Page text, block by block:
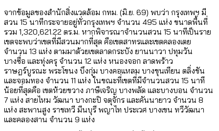
จากข้อมูลของสำนักสิ่งแวดล้อม กทม. (มิ.ย. 69) พบว่า กรุงเทพฯ มี
สวน 15 นาทีกระจายอยู่ทั่วกรุงเทพฯ จำนวน 495 แห่ง ขนาดพื้นที่
รวม 1,320,621.22 ตร.ม. หากพิจารณาจำนวนสวน 15 นาทีเป็นราย
เขตจะพบว่าเขตที่มีสวนมากที่สุด คือเขตสาทรและเขตคลองเตย
จำนวน 13 แห่ง ตามมาด้วยเขตลาดกระบัง ยานนาวา ปทุมวัน
บางซื่อ และทุ่งครุ จำนวน 12 แห่ง หนองจอก ลาดพร้าว
ราษฎร์บูรณะ พระโขนง บึงกุ่ม บางคอแหลม บางขุนเทียน ตลิ่งชัน
และจอมทอง จำนวน 11 แห่ง ในขณะที่เขตที่มีจำนวนสวน 15 นาที
น้อยที่สุดคือ เขตห้วยขวาง ภาษีเจริญ บางพลัด และบางบอน จำนวน
7 แห่ง สายไหม วัฒนา บางกะปิ จตุจักร และคันนายาว จำนวน 8
แห่ง สะพานสูง ราชเทวี มีนบุรี พญาไท ประเวศ บางเขน ทวีวัฒนา
และคลองสาน จำนวน 9 แห่ง